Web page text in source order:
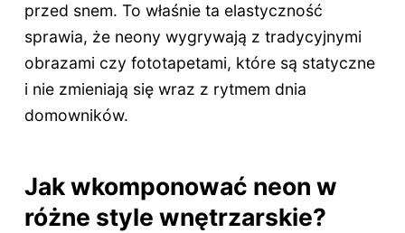
przed snem. To właśnie ta elastyczność
sprawia, że neony wygrywają z tradycyjnymi
obrazami czy fototapetami, które są statyczne
i nie zmieniają się wraz z rytmem dnia
domowników.
Jak wkomponować neon w
różne style wnętrzarskie?